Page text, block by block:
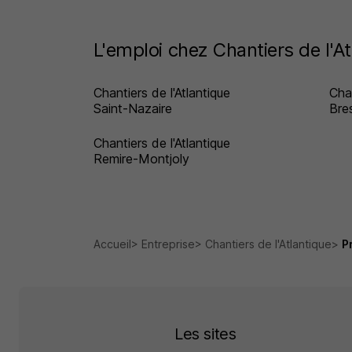
L'emploi chez Chantiers de
Chantiers de l'Atlantique
Saint-Nazaire
Chantiers de l'Atlantique
Remire-Montjoly
Accueil Entreprise Chantiers de l'Atlantique
Les sites